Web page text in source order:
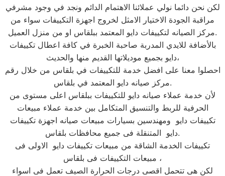
لكن نحن دائما نولي عملائنا الاهتمام الدائم ونجد في وجود مشرفي
مراقبة الجودة الاختيار الامثل لخروج اجهزة التكييفات سواء من
مركز الصيانه لتكييفات دايو المعتمد ببلقاس او من منزل العميل.
بالأضافة للايدي المدربة صاحبة الخبرة في كافة اعطال تكييفات
دايو بجميع موديلاتها القديم منها والحديث،
احصلوا معنا على افضل خدمة للتكييفات في بلقاس من خلال رقم
مركز صيانه دايو المعتمد في بلقاس.
لأن خدمة عملاء صيانه دايو للتكييفات ببلقاس اعلى مستوى من
الحرفية للربط والتنسيق المتكامل بين خدمة عملاء مبيعات
تكييفات دايو ومهندسين بسيارات مبيعات صيانه اجهزة تكييفات
دايو المتنقلة فى جميع محافظات بلقاس.
تكييفات الخدمة الشاقة من مبيعات تكييفات دايو الاولى فى
مبيعات التكييفات فى بلقاس ،
لكن هى تتحمل اقصى درجات الحرارة الصيف تعمل فى اسواء